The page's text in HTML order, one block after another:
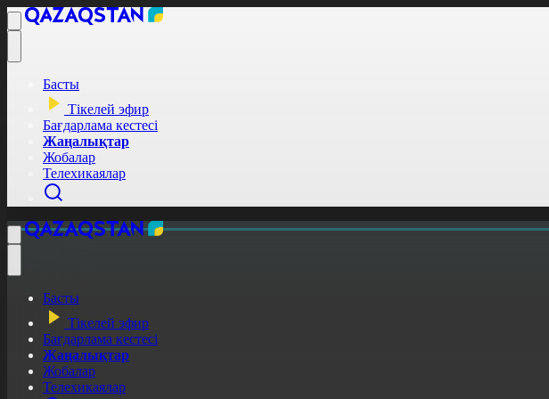
Басты
Тікелей эфир
Бағдарлама кестесі
Жаңалықтар
Жобалар
Телехикаялар
Басты
Тікелей эфир
Бағдарлама кестесі
Жаңалықтар
Жобалар
Телехикаялар